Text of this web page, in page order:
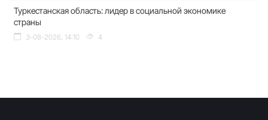
Туркестанская область: лидер в социальной экономике
страны
3-08-2026, 14:10 4